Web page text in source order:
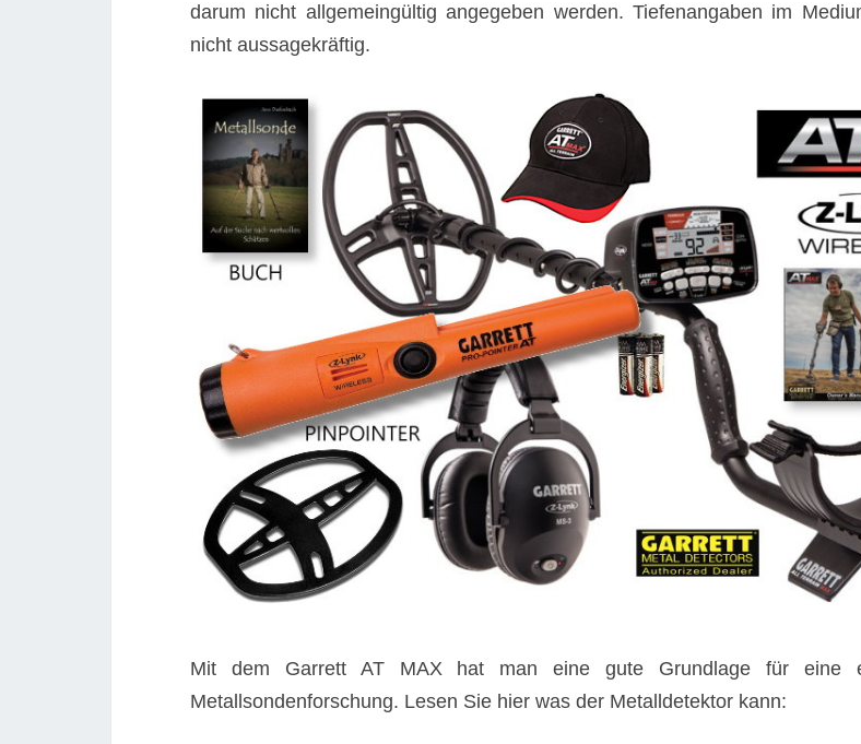
darum nicht allgemeingültig angegeben werden. Tiefenangaben im
nicht aussagekräftig.
Mit dem Garrett AT MAX hat man eine gute Grundlage für eine
Metallsondenforschung. Lesen Sie hier was der Metalldetektor kann: